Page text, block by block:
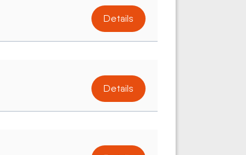
Details
Details